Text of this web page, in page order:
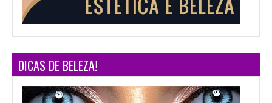
DICAS DE BELEZA!